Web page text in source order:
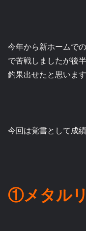
今年から新ホームで
で苦戦しましたが後
釣果出せたと思います
今回は覚書として成
①メタル